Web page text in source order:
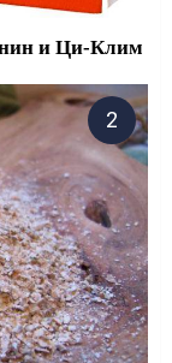
и Ци-Клим